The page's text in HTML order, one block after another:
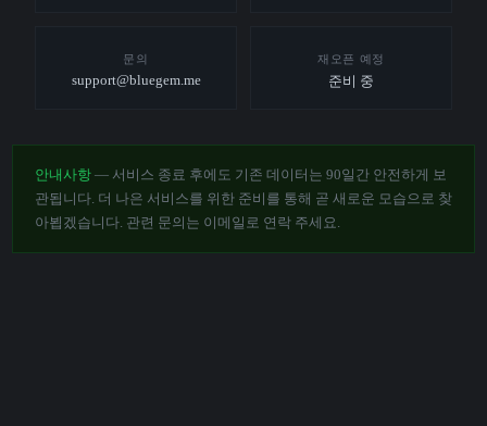
문의
support@bluegem.me
재오픈 예정
준비 중
안내사항 — 서비스 종료 후에도 기존 데이터는 90일간 안전하게 보
관됩니다. 더 나은 서비스를 위한 준비를 통해 곧 새로운 모습으로 찾
아뵙겠습니다. 관련 문의는 이메일로 연락 주세요.